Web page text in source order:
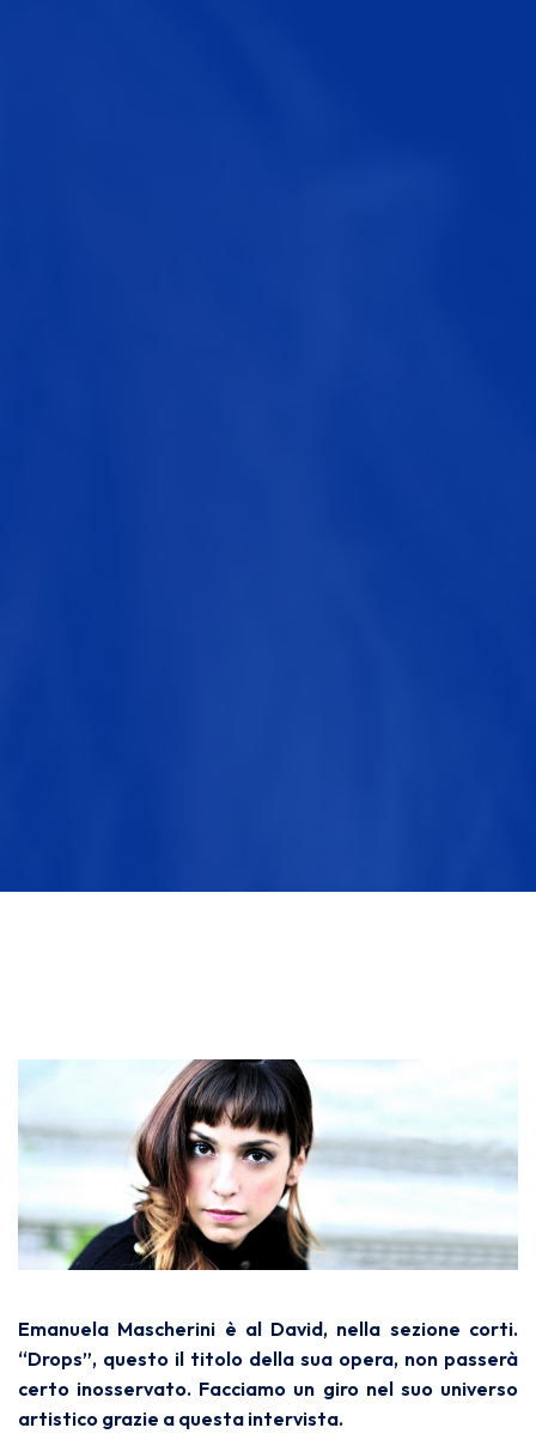
Emanuela Mascherini è al David, nella sezione corti.
“Drops”, questo il titolo della sua opera, non passerà
certo inosservato. Facciamo un giro nel suo universo
artistico grazie a questa intervista.